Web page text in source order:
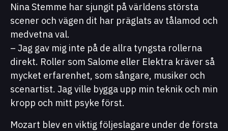
Nina Stemme har sjungit på världens största
scener och vägen dit har präglats av tålamod och
medvetna val.
– Jag gav mig inte på de allra tyngsta rollerna
direkt. Roller som Salome eller Elektra kräver så
mycket erfarenhet, som sångare, musiker och
scenartist. Jag ville bygga upp min teknik och min
kropp och mitt psyke först.
Mozart blev en viktig följeslagare under de första